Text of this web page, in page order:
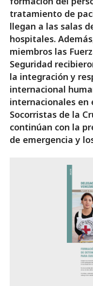
tratamiento de
llegan a las salas
hospitales.
miembros las
Seguridad
la integración y
internacional
internacionales en
Socorristas de la
continúan con la
de emergencia y